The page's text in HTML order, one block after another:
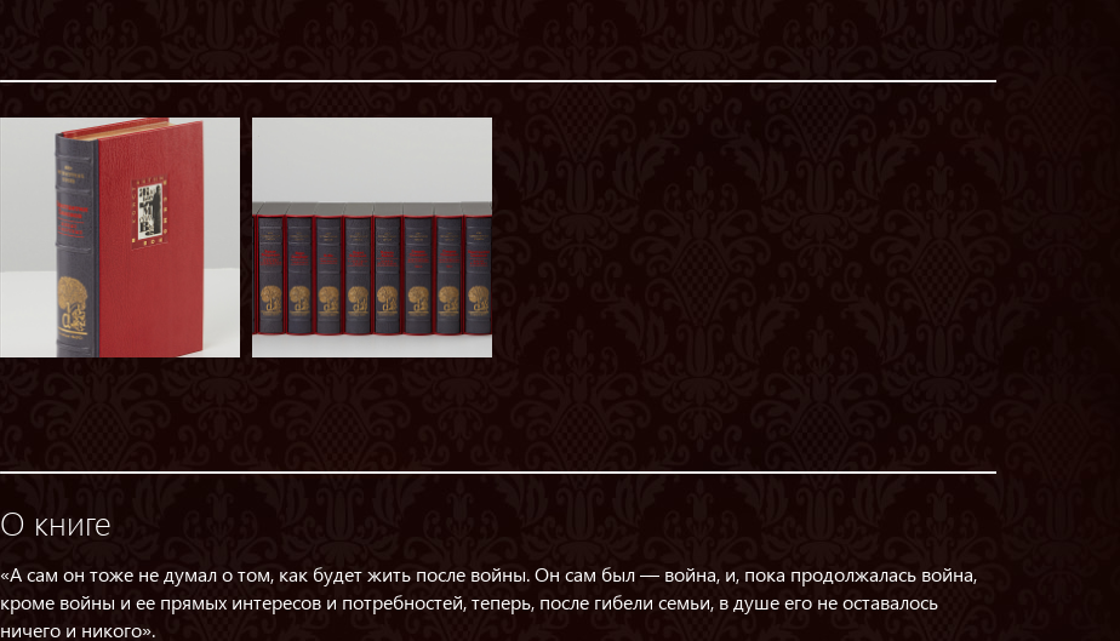
О книге
«А сам он тоже не думал о том, как будет жить после войны. Он сам был — война, и, пока продолжалась война,
кроме войны и ее прямых интересов и потребностей, теперь, после гибели семьи, в душе его не оставалось
ничего и никого».